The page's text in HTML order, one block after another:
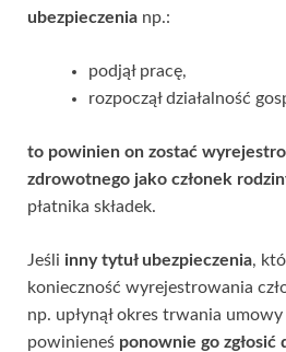
ubezpieczenia np.:
podjął pracę,
rozpoczął działalność
to powinien on zostać
zdrowotnego jako członek
płatnika składek.
Jeśli inny tytuł ubezpieczenia,
konieczność wyrejestrowania
np. upłynął okres trwania
powinieneś ponownie go zgłosić